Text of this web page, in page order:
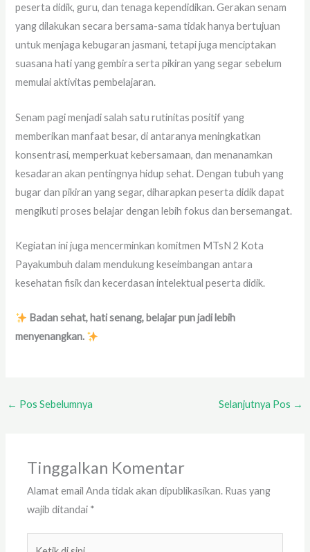
peserta didik, guru, dan tenaga kependidikan. Gerakan senam
yang dilakukan secara bersama-sama tidak hanya bertujuan
untuk menjaga kebugaran jasmani, tetapi juga menciptakan
suasana hati yang gembira serta pikiran yang segar sebelum
memulai aktivitas pembelajaran.
Senam pagi menjadi salah satu rutinitas positif yang
memberikan manfaat besar, di antaranya meningkatkan
konsentrasi, memperkuat kebersamaan, dan menanamkan
kesadaran akan pentingnya hidup sehat. Dengan tubuh yang
bugar dan pikiran yang segar, diharapkan peserta didik dapat
mengikuti proses belajar dengan lebih fokus dan bersemangat.
Kegiatan ini juga mencerminkan komitmen MTsN 2 Kota
Payakumbuh dalam mendukung keseimbangan antara
kesehatan fisik dan kecerdasan intelektual peserta didik.
Badan sehat, hati senang, belajar pun jadi lebih
menyenangkan.
← Pos Sebelumnya Selanjutnya Pos →
Tinggalkan Komentar
Alamat email Anda tidak akan dipublikasikan. Ruas yang
wajib ditandai *